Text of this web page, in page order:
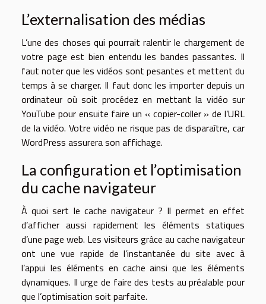
L’externalisation des médias
L’une des choses qui pourrait ralentir le chargement de
votre page est bien entendu les bandes passantes. Il
faut noter que les vidéos sont pesantes et mettent du
temps à se charger. Il faut donc les importer depuis un
ordinateur où soit procédez en mettant la vidéo sur
YouTube pour ensuite faire un « copier-coller » de l’URL
de la vidéo. Votre vidéo ne risque pas de disparaître, car
WordPress assurera son affichage.
La configuration et l’optimisation
du cache navigateur
À quoi sert le cache navigateur ? Il permet en effet
d’afficher aussi rapidement les éléments statiques
d’une page web. Les visiteurs grâce au cache navigateur
ont une vue rapide de l’instantanée du site avec à
l’appui les éléments en cache ainsi que les éléments
dynamiques. Il urge de faire des tests au préalable pour
que l’optimisation soit parfaite.